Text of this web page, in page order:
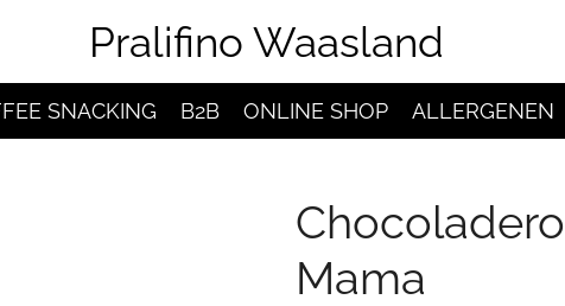
Pralifino Waasland
SNACKING B2B ONLINE SHOP ALLERGENEN
Mama